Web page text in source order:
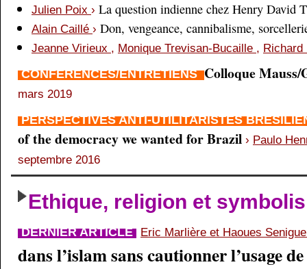
Julien Poix › La question indienne chez Henry David
Alain Caillé › Don, vengeance, cannibalisme,
Jeanne Virieux , Monique Trevisan-Bucaille ,
CONFÉRENCES/ENTRETIENS Colloque
mars 2019
PERSPECTIVES ANTI-UTILITARISTES
of the democracy we wanted for Brazil › Paulo
septembre 2016
Ethique, religion et
DERNIER ARTICLE Eric Marlière et Haoues
dans l’islam sans cautionner l’usage